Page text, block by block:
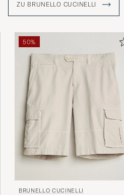
verliebte – und zwar in die
Frederica, die mittelalterliche
Rückblickend, etwas mehr als
später, war der farbige
Innovation von Brunello..
ZU BRUNELLO CUCINELLI
50%
BRUNELLO CUCINELLI